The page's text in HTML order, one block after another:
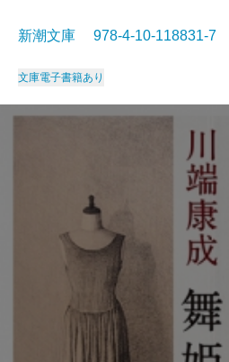
新潮文庫 978-4-10-118831-
文庫電子書籍あり